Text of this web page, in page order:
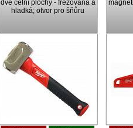
dvě čelní plochy - frézovaná a
hladká; otvor pro šňůru